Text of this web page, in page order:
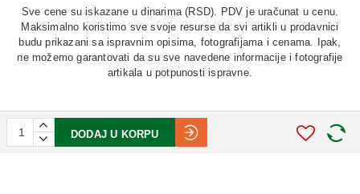
DODAJ U KORPU
Sve cene su iskazane u dinarima (RSD). PDV je uračunat u cenu.
Maksimalno koristimo sve svoje resurse da svi artikli u prodavnici
budu prikazani sa ispravnim opisima, fotografijama i cenama. Ipak,
ne možemo garantovati da su sve navedene informacije i fotografije
artikala u potpunosti ispravne.
©2026. AU "LAURUS". Sva prava zadržana.